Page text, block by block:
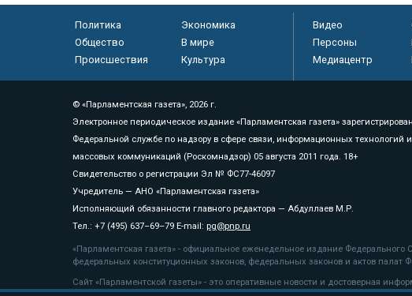
Политика
Экономика
Общество
В мире
Происшествия
Культура
Видео
Персоны
Медиацентр
© «Парламентская газета», 2026 г.
Электронное периодическое издание «Парламентская газета»
Федеральной службе по надзору в сфере связи, информационных технологий и
массовых коммуникаций (Роскомнадзор) 05 августа 2011 года. 18+
Свидетельство о регистрации Эл № ФС77-46097
Учредитель — АНО «Парламентская газета»
Исполняющий обязанности главного редактора — Абдуллаев М.Р.
Тел.: +7 (495) 637–69–79 E-mail: pg@pnp.ru
«Парламентская газета» - официальное еженедельное издание
федеральных конституционных законов, федеральных законов и актов палат
Сайт «Парламентской газеты» - это оперативные новости и достоверная